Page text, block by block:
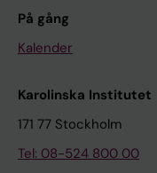
På gång
Kalender
Karolinska Institutet
171 77 Stockholm
Tel: 08-524 800 00